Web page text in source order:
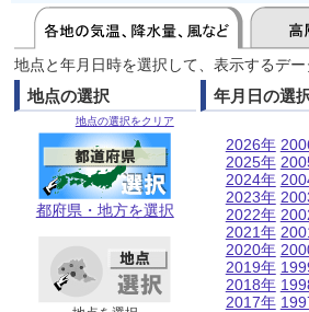
地点と年月日時を選択して、表示するデ
地点の選択
地点の選択をクリア
都府県・地方を選択
年月日の選
2026年
2025年
2024年
2023年
2022年
2021年
2020年
2019年
2018年
2017年